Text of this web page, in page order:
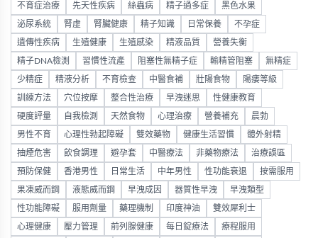
不育症治療 先天性疾病 絲蟲病 精子過多症 黑色水果
泌尿系統 腎虛 腎臟健康 精子知識 日常保養 不孕症
遺傳性疾病 生殖健康 生殖感染 精液品質 營養失衡
精子DNA檢測 習慣性流產 阻塞性無精子症 輸精管阻塞 無精症
少精症 精液分析 不育檢查 中醫食補 壯陽食物 陽痿等級
訓練方法 穴位按摩 整合性治療 早洩迷思 性健康教育
硬度評量 自我檢測 天然食物 心理治療 營養補充 晨勃
男性不育 心理性勃起障礙 雙效藥物 健康生活習慣 體外射精
抽煙危害 飲食調理 避孕套 中醫療法 非藥物療法 治療誤區
預防保健 香港男性 日常生活 中年男性 性功能衰退 按需服用
果凍威而鋼 液態威而鋼 早洩成因 器質性早洩 早洩類型
性功能障礙 服用劑量 藥理機制 印度神油 雙效犀利士
心理健康 壓力管理 前列腺健康 每日錠療法 療程服用